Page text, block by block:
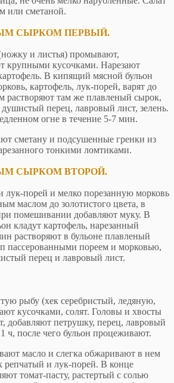
или сметаной.
СЫРКОМ ПЕРВЫЙ.
и листья) промывают,
крупными кусочками. Нарезают
В кипящий мясной бульон
картофель, лук-порей, варят до
растворяют там же плавленый сырок,
перец, лавровый лист, зелень.
огне в течение 5-7 мин.
сметану и подсушенные гренки из
тонкими ломтиками.
СЫРКОМ ВТОРОЙ.
лук-порей и мелко порезанную морковь
маслом до золотистого цвета, в
помешивании добавляют муку. В
кладут картофель, нарезанный
растворяют в бульоне плавленый
пассерованными пореем и морковью,
перец и лавровый лист.
рыбу (хек серебристый, ледяную,
кусочками, солят. Головы и хвосты
добавляют петрушку, перец, лавровый
ч, после чего бульон процеживают.
масло и слегка обжаривают в нем
репчатый и лук-порей. В конце
томат-пасту, растертый с солью